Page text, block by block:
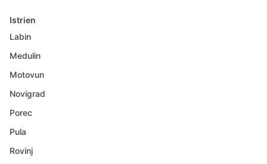
Istrien
Labin
Medulin
Motovun
Novigrad
Porec
Pula
Rovinj